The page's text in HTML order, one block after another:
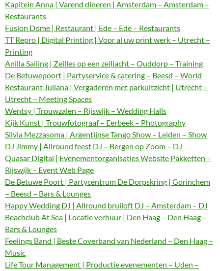
Kapitein Anna | Varend dineren | Amsterdam – Amsterdam –
Restaurants
Fusion Dome | Restaurant | Ede – Ede – Restaurants
TT Repro | Digital Printing | Voor al uw print werk – Utrecht –
Printing
Anilla Sailing | Zeilles op een zeiljacht – Ouddorp – Training
De Betuwepoort | Partyservice & catering – Beesd – World
Restaurant Juliana | Vergaderen met parkuitzicht | Utrecht –
Utrecht – Meeting Spaces
Wentsy | Trouwzalen – Rijswijk – Wedding Halls
Kijk Kunst | Trouwfotograaf – Eerbeek – Photography
Silvia Mezzasoma | Argentijnse Tango Show – Leiden – Show
DJ Jimmy | Allround feest DJ – Bergen op Zoom – DJ
Quasar Digital | Evenementorganisaties Website Pakketten –
Rijswijk – Event Web Page
De Betuwe Poort | Partycentrum De Dorpskring | Gorinchem
– Beesd – Bars & Lounges
Happy Wedding DJ | Allround bruiloft DJ – Amsterdam – DJ
Beachclub At Sea | Locatie verhuur | Den Haag – Den Haag –
Bars & Lounges
Feelings Band | Beste Coverband van Nederland – Den Haag –
Music
Life Tour Management | Productie evenementen – Uden –